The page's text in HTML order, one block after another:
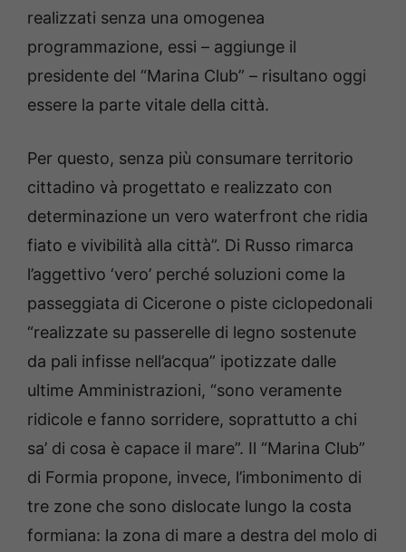
realizzati senza una omogenea
programmazione, essi – aggiunge il
presidente del “Marina Club” – risultano oggi
essere la parte vitale della città.
Per questo, senza più consumare territorio
cittadino và progettato e realizzato con
determinazione un vero waterfront che ridia
fiato e vivibilità alla città”. Di Russo rimarca
l’aggettivo ‘vero’ perché soluzioni come la
passeggiata di Cicerone o piste ciclopedonali
“realizzate su passerelle di legno sostenute
da pali infisse nell’acqua” ipotizzate dalle
ultime Amministrazioni, “sono veramente
ridicole e fanno sorridere, soprattutto a chi
sa’ di cosa è capace il mare”. Il “Marina Club”
di Formia propone, invece, l’imbonimento di
tre zone che sono dislocate lungo la costa
formiana: la zona di mare a destra del molo di